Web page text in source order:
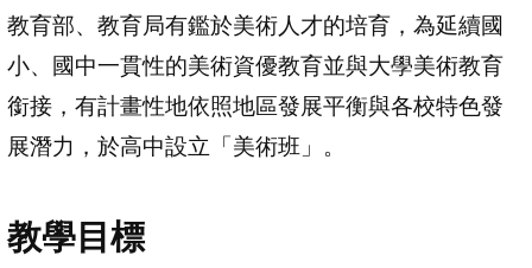
教育部、教育局有鑑於美術人才的培育，為延續國
小、國中一貫性的美術資優教育並與大學美術教育
銜接，有計畫性地依照地區發展平衡與各校特色發
展潛力，於高中設立「美術班」。
教學目標